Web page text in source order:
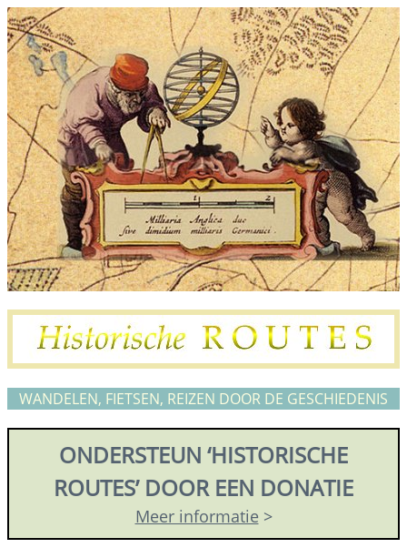
WANDELEN, FIETSEN, REIZEN DOOR DE GESCHIEDENIS
ONDERSTEUN ‘HISTORISCHE
ROUTES’ DOOR EEN DONATIE
Meer informatie >